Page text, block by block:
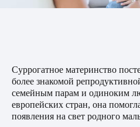
Суррогатное материнство
более знакомой
семейным парам и одиноким
европейских стран, она
появления на свет родного